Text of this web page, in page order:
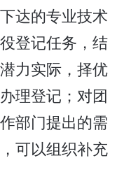
达的专业技术
登记任务，结
力实际，择优
理登记；对团
部门提出的需
可以组织补充